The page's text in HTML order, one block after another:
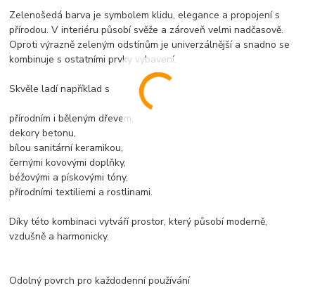
Zelenošedá barva je symbolem klidu, elegance a propojení s
přírodou. V interiéru působí svěže a zároveň velmi nadčasově.
Oproti výrazně zeleným odstínům je univerzálnější a snadno se
kombinuje s ostatními prvky vybavení.
Skvěle ladí například s
přírodním i běleným dřevem,
dekory betonu,
bílou sanitární keramikou,
černými kovovými doplňky,
béžovými a pískovými tóny,
přírodními textiliemi a rostlinami.
Díky této kombinaci vytváří prostor, který působí moderně,
vzdušně a harmonicky.
Odolný povrch pro každodenní používání